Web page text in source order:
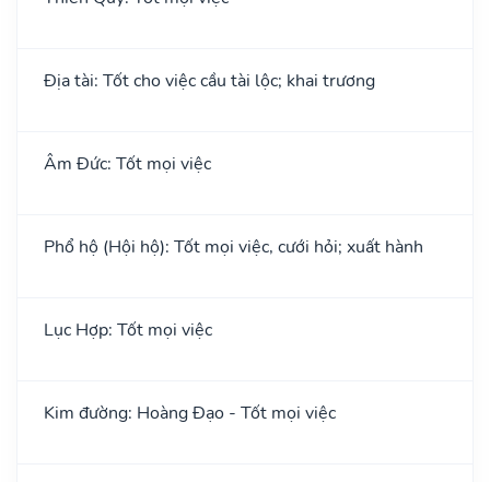
Địa tài: Tốt cho việc cầu tài lộc; khai trương
Âm Đức: Tốt mọi việc
Phổ hộ (Hội hộ): Tốt mọi việc, cưới hỏi; xuất hành
Lục Hợp: Tốt mọi việc
Kim đường: Hoàng Đạo - Tốt mọi việc